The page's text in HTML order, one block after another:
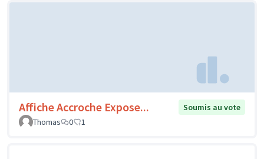
Affiche Accroche Expose...
Soumis au vote
Thomas
0 1